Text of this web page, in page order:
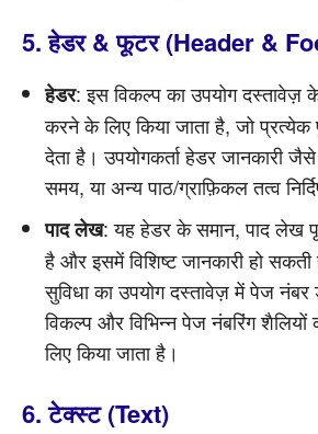
5. हेडर & फूटर (Header &
हेडर: इस विकल्प का उपयोग दस्तावेज़
करने के लिए किया जाता है, जो प्रत्येक
देता है। उपयोगकर्ता हेडर जानकारी
समय, या अन्य पाठ/ग्राफ़िकल तत्व
पाद लेख: यह हेडर के समान, पाद लेख
है और इसमें विशिष्ट जानकारी हो
सुविधा का उपयोग दस्तावेज़ में पेज
विकल्प और विभिन्न पेज नंबरिंग
लिए किया जाता है।
6. टेक्स्ट (Text)